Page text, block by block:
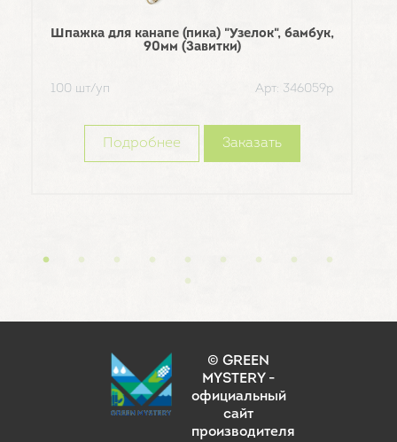
Шпажка для канапе (пика) "Узелок", бамбук,
90мм (Завитки)
100 шт/уп Арт: 346059р
Подробнее Заказать
© GREEN
MYSTERY -
официальный
сайт
производителя